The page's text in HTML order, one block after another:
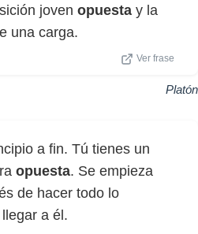
joven opuesta y la
una carga.
Ver frase
Platón
a fin. Tú tienes un
opuesta. Se empieza
de hacer todo lo
a él.